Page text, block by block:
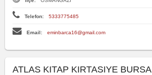
Telefon: 5333775485
Email: eminbarca16@gmail.com
ATLAS KITAP KIRTASIYE BURSA